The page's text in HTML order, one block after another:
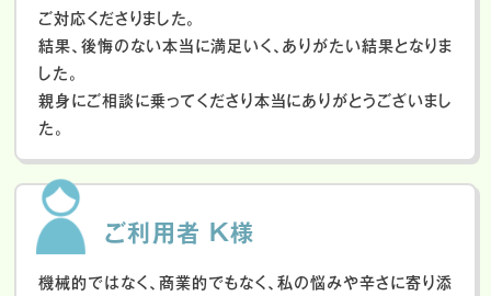
ご対応くださりました。
結果、後悔のない本当に満足いく、ありがたい結果となりま
した。
親身にご相談に乗ってくださり本当にありがとうございまし
た。
ご利用者 K様
機械的ではなく、商業的でもなく、私の悩みや辛さに寄り添